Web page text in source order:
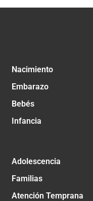
Nacimiento
Embarazo
Bebés
Infancia
Adolescencia
Familias
Atención Temprana